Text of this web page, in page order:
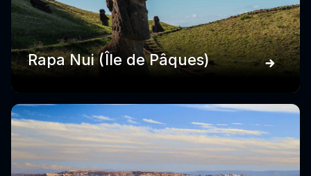
Rapa Nui (Île de Pâques)